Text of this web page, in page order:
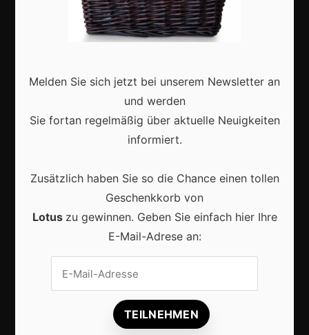
Webshops
Produkte
Schlüssel für mehr regionale Kunden
Melden Sie sich jetzt bei unserem Newsletter an
und werden
Sie fortan regelmäßig über aktuelle Neuigkeiten
informiert.
Zusätzlich haben Sie so die Chance einen tollen
Geschenkkorb von
Lotus zu gewinnen. Geben Sie einfach hier Ihre
E-Mail-Adrese an: